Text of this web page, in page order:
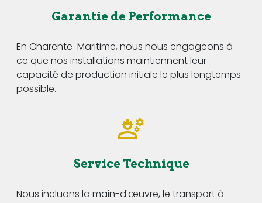
Garantie de Performance
En Charente-Maritime, nous nous engageons à
ce que nos installations maintiennent leur
capacité de production initiale le plus longtemps
possible.
Service Technique
Nous incluons la main-d'œuvre, le transport à